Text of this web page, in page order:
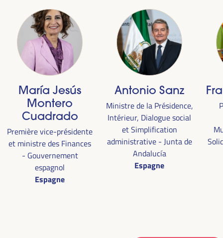
María Jesús
Montero
Cuadrado
Première vice-présidente
et ministre des Finances
- Gouvernement
espagnol
Espagne
Antonio Sanz
Ministre de la Présidence,
Intérieur, Dialogue social
et Simplification
administrative - Junta de
Andalucía
Espagne